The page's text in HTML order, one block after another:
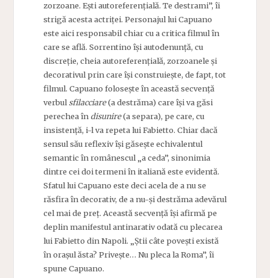
zorzoane. Ești autoreferențială. Te destrami”, îi
strigă acesta actriței. Personajul lui Capuano
este aici responsabil chiar cu a critica filmul în
care se află. Sorrentino își autodenunță, cu
discreție, cheia autoreferențială, zorzoanele și
decorativul prin care își construiește, de fapt, tot
filmul. Capuano folosește în această secvență
verbulsfilacciare(a destrăma) care își va găsi
perechea în disunire(a separa), pe care, cu
insistență, i-l va repeta lui Fabietto. Chiar dacă
sensul său reflexiv își găsește echivalentul
semantic în românescul „a ceda”, sinonimia
dintre cei doi termeni în italiană este evidentă.
Sfatul lui Capuano este deci acela de a nu se
răsfira în decorativ, de a nu-și destrăma adevărul
cel mai de preț. Această secvență își afirmă pe
deplin manifestul antinarativ odată cu plecarea
lui Fabietto din Napoli. „Știi câte povești există
în orașul ăsta? Privește… Nu pleca la Roma”, îi
spune Capuano.